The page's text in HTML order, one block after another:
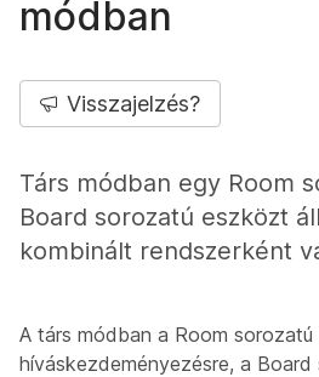
módban
Visszajelzés?
Társ módban egy Room
Board sorozatú eszközt
kombinált rendszerként
A társ módban a Room
híváskezdeményezésre, a